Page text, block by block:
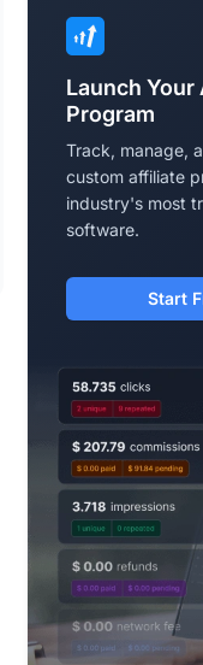
Launch
Program
Track, manage,
custom affiliate
industry's most
software.
Start